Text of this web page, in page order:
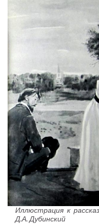
Иллюстрация к
Д.А. Дубинский